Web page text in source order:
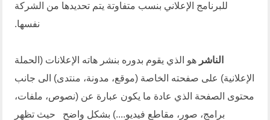
للبرنامج الإعلاني بنسب متفاوتة يتم تحديدها من الشركة
نفسها.
الناشر هو الذي يقوم بدوره بنشر هاته الإعلانات (الحملة
الإعلانية) على صفحته الخاصة (موقع، مدونة، منتدى) الى جانب
محتوى الصفحة الذي عادة ما يكون عبارة عن (نصوص، ملفات،
برامج، صور، مقاطع فيديو....) بشكل واضح حيث تظهر